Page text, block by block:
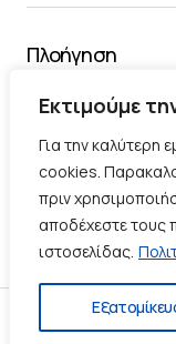
Εκτιμούμε
Για την καλύτερη
cookies.
πριν
αποδέχεστε τους
ιστοσελίδας.
Πλοήγηση
Χρήσιμα
Διάφορα
Ακολουθήστε
Πολιτική Απορρήτου
© 2025 |Κατασκευή